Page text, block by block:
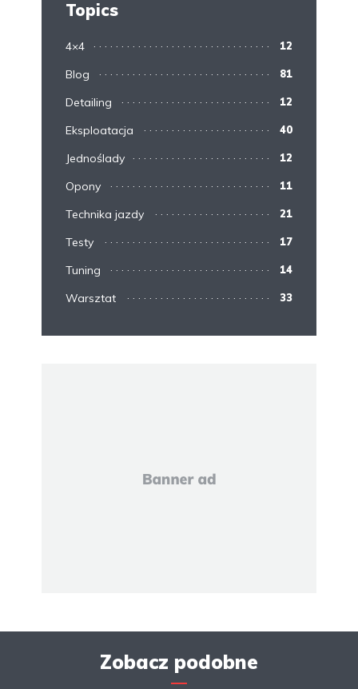
Topics
4×4 12
Blog 81
Detailing 12
Eksploatacja 40
Jednoślady 12
Opony 11
Technika jazdy 21
Testy 17
Tuning 14
Warsztat 33
Zobacz podobne